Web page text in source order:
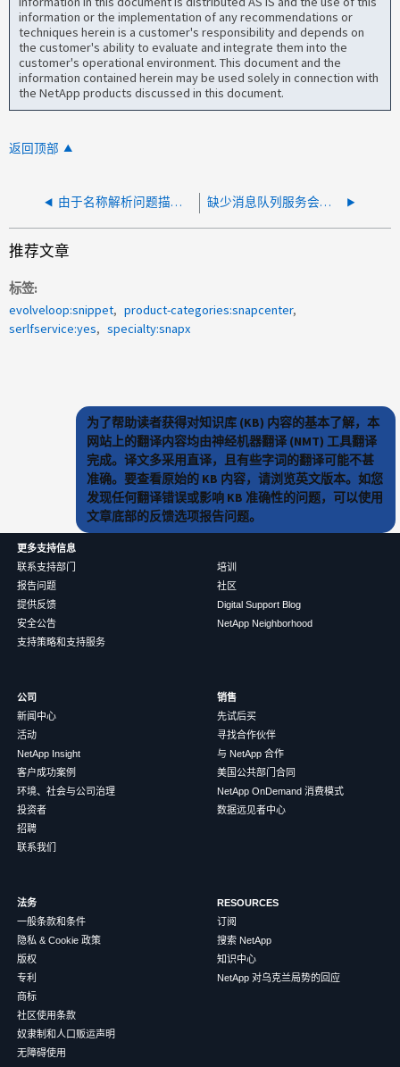
information or the implementation of any recommendations or
techniques herein is a customer's responsibility and depends on
the customer's ability to evaluate and integrate them into the
customer's operational environment. This document and the
information contained herein may be used solely in connection with
the NetApp products discussed in this document.
返回顶部
由于名称解析问题描述、SnapCenter中缺少LUN、VMDK磁盘或RDM磁盘 缺少消息队列服务会导致 SnapCenter 作业出现问题
推荐文章
标签
evolveloop:snippet
product-categories:snapcenter
serlfservice:yes
specialty:snapx
为了帮助读者获得对知识库 (KB) 内容的基本了解，本
网站上的翻译内容均由神经机器翻译 (NMT) 工具翻译
完成。译文多采用直译，且有些字词的翻译可能不甚
准确。要查看原始的 KB 内容，请浏览英文版本。如您
发现任何翻译错误或影响 KB 准确性的问题，可以使用
文章底部的反馈选项报告问题。
更多支持信息
联系支持部门
报告问题
提供反馈
安全公告
支持策略和支持服务
培训
社区
Digital Support Blog
NetApp Neighborhood
公司
新闻中心
活动
NetApp Insight
客户成功案例
环境、社会与公司治理
投资者
招聘
联系我们
销售
先试后买
寻找合作伙伴
与 NetApp 合作
美国公共部门合同
NetApp OnDemand 消费模式
数据远见者中心
法务
一般条款和条件
隐私 & Cookie 政策
版权
专利
商标
社区使用条款
奴隶制和人口贩运声明
无障碍使用
RESOURCES
订阅
搜索 NetApp
知识中心
NetApp 对乌克兰局势的回应